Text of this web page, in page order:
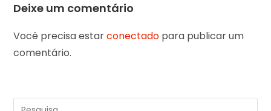
Deixe um comentário
Você precisa estarconectado para publicar um
comentário.